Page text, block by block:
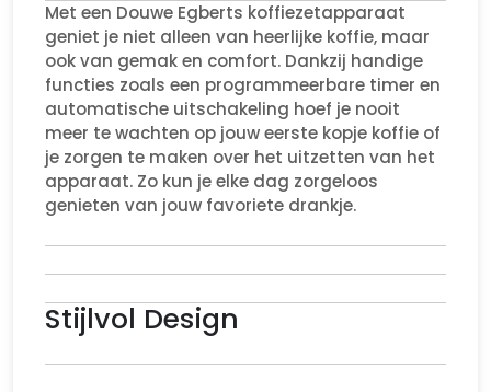
Met een Douwe Egberts koffiezetapparaat
geniet je niet alleen van heerlijke koffie, maar
ook van gemak en comfort. Dankzij handige
functies zoals een programmeerbare timer en
automatische uitschakeling hoef je nooit
meer te wachten op jouw eerste kopje koffie of
je zorgen te maken over het uitzetten van het
apparaat. Zo kun je elke dag zorgeloos
genieten van jouw favoriete drankje.
Stijlvol Design